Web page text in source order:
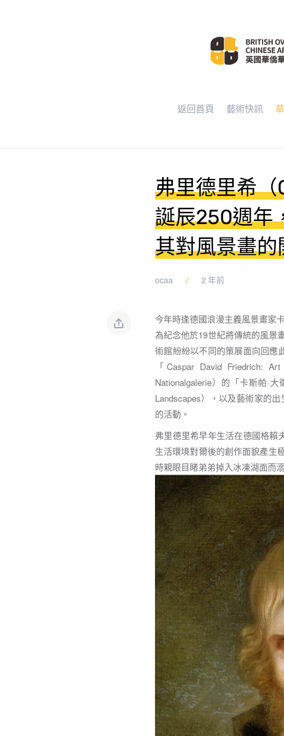
返回首頁 藝術快訊
弗里德里希
誕辰250週年
其對風景畫
ocaa 2 年前
今年時逢德國浪漫主義風景畫家
為紀念他於19世紀將傳統的風景
術館紛紛以不同的策展面向回應
「Caspar David Friedrich:
Nationalgalerie）的「卡斯帕·
Landscapes），以及藝術家的
的活動。
弗里德里希早年生活在德國格賴
生活環境對爾後的創作面貌產生
時親眼目睹弟弟掉入冰凍湖面而